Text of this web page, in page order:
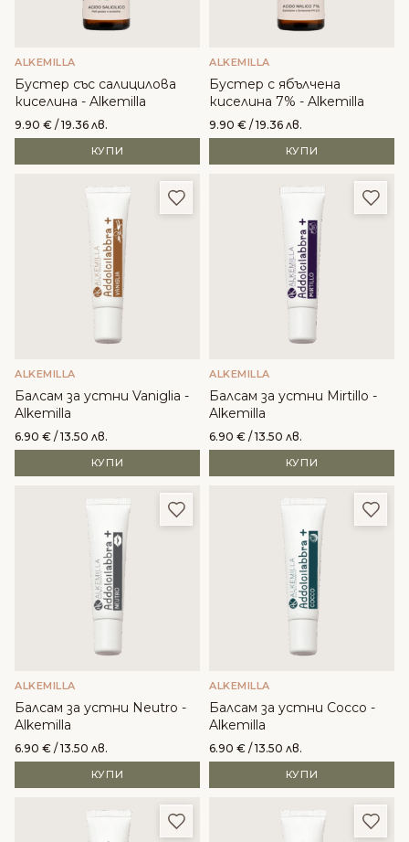
ALKEMILLA
Бустер със салицилова
киселина - Alkemilla
9.90 € / 19.36 лв.
КУПИ
ALKEMILLA
Бустер с ябълчена
киселина 7% - Alkemilla
9.90 € / 19.36 лв.
КУПИ
Добави в любими
ALKEMILLA
Балсам за устни Vaniglia -
Alkemilla
6.90 € / 13.50 лв.
КУПИ
ALKEMILLA
Балсам за устни Mirtillo -
Alkemilla
6.90 € / 13.50 лв.
КУПИ
Добави в любими
ALKEMILLA
Балсам за устни Neutro -
Alkemilla
6.90 € / 13.50 лв.
КУПИ
ALKEMILLA
Балсам за устни Cocco -
Alkemilla
6.90 € / 13.50 лв.
КУПИ
Добави в любими